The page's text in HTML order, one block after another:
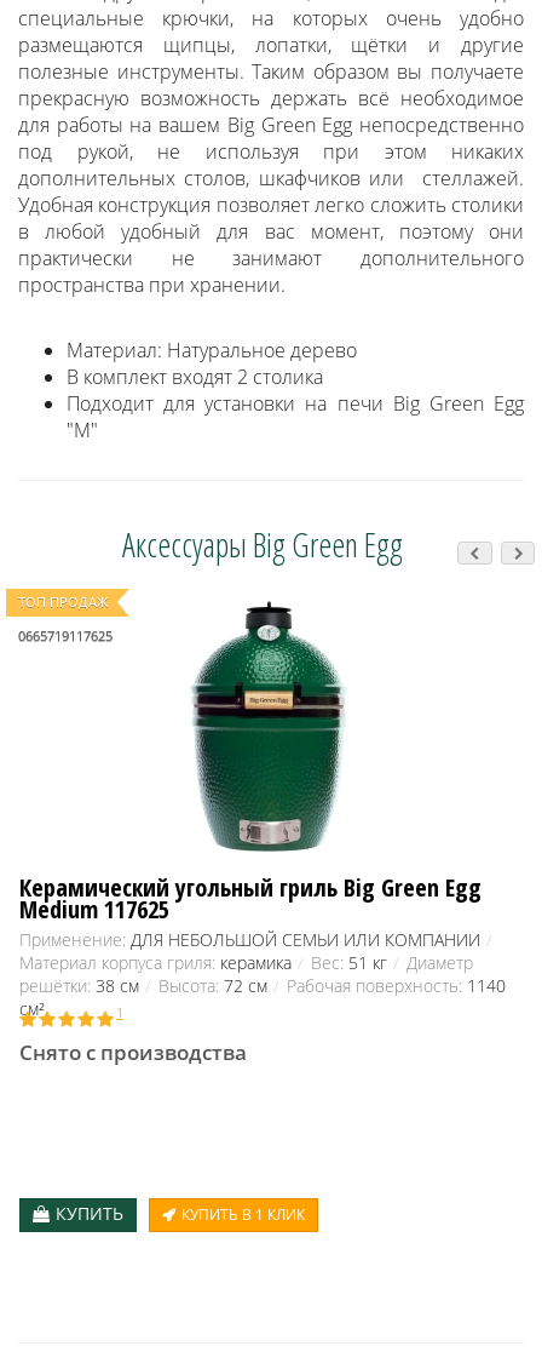
специальные крючки, на которых очень удобно
размещаются щипцы, лопатки, щётки и другие
полезные инструменты. Таким образом вы получаете
прекрасную возможность держать всё необходимое
для работы на вашем Big Green Egg непосредственно
под рукой, не используя при этом никаких
дополнительных столов, шкафчиков или стеллажей.
Удобная конструкция позволяет легко сложить столики
в любой удобный для вас момент, поэтому они
практически не занимают дополнительного
пространства при хранении.
Материал: Натуральное дерево
В комплект входят 2 столика
Подходит для установки на печи Big Green Egg
"M"
Аксессуары Big Green Egg
ТОП ПРОДАЖ
0665719117625
Керамический угольный гриль Big Green Egg
Medium 117625
Применение: ДЛЯ НЕБОЛЬШОЙ СЕМЬИ ИЛИ КОМПАНИИ
Материал корпуса гриля: керамика Вес: 51 кг
Диаметр
решётки: 38 см Высота: 72 см Рабочая поверхность: 1140
см²
1
Снято с производства
КУПИТЬ КУПИТЬ В 1 КЛИК